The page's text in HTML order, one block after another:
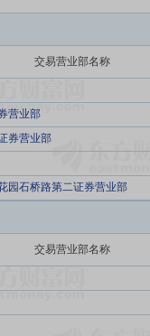
交易营业部名称
营业部
券营业部
园石桥路第二证券营业部
交易营业部名称